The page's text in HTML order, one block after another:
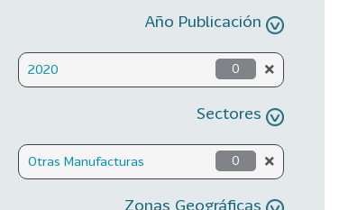
Año Publicación
2020 0
Sectores
Otras Manufacturas 0
Zonas Geográficas